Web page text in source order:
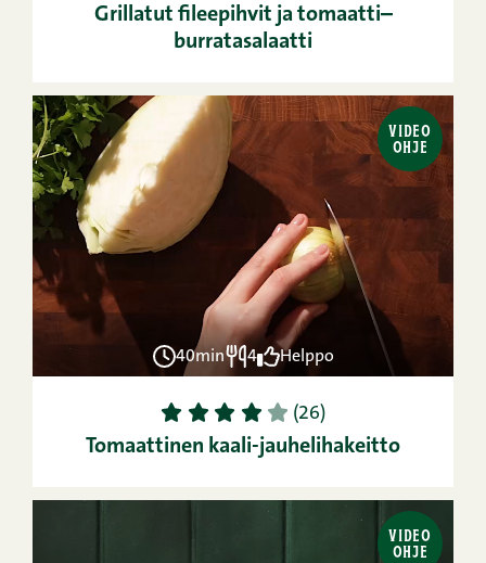
Grillatut fileepihvit ja tomaatti–
burratasalaatti
VIDEO
OHJE
40min 4 Helppo
1 2 3 4 5 (26)
Tomaattinen kaali-jauhelihakeitto
VIDEO
OHJE